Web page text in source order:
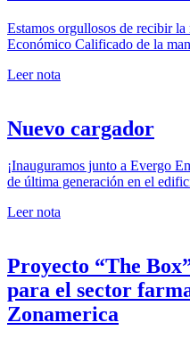
Estamos orgullosos de recibir
Económico Calificado de la
Leer nota
Nuevo cargador
¡Inauguramos junto a Evergo
de última generación en el
Leer nota
Proyecto “The
para el sector
Zonamerica